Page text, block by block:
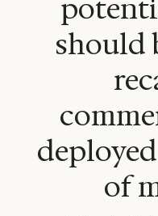
should
of